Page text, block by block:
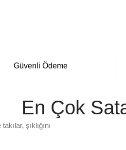
Güvenli Ödeme
En Çok
şıklığını